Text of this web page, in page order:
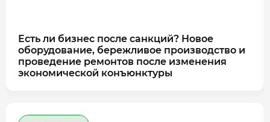
Есть ли бизнес после санкций? Новое
оборудование, бережливое производство и
проведение ремонтов после изменения
экономической конъюнктуры